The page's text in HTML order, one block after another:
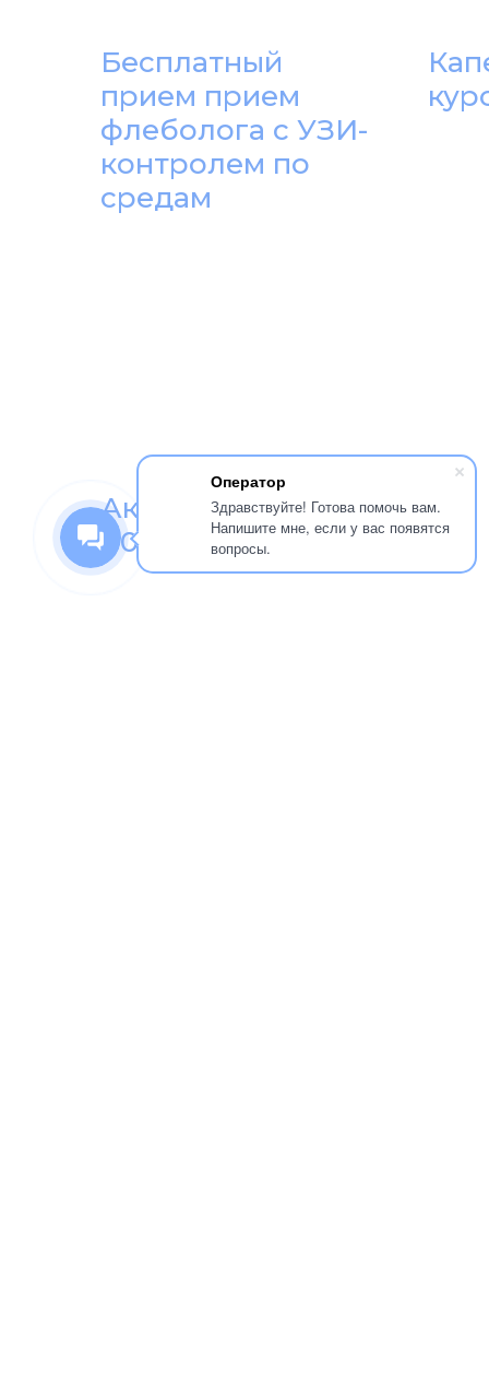
Оператор
Здравствуйте! Готова помочь вам.
Напишите мне, если у вас появятся
вопросы.
Бесплатный
прием прием
флеболога с УЗИ-
контролем по
средам
Акция 2 УЗИ за
4000 р.